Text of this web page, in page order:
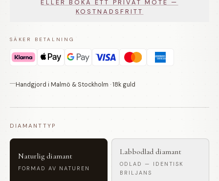
ELLER BOKA ETT PRIVAT MÖTE —
KOSTNADSFRITT
SÄKER BETALNING
Handgjord i Malmö & Stockholm · 18k guld
DIAMANTTYP
Naturlig diamant
FORMAD AV NATUREN
Labbodlad diamant
ODLAD — IDENTISK
BRILJANS